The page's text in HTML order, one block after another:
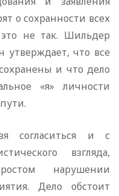
о сохранности всех
не так. Шильдер
утверждает, что все
и что дело
«я» личности
согласиться и с
взгляда,
нарушении
Дело обстоит